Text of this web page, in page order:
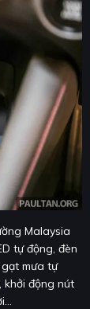
Malaysia
tự động, đèn
gạt mưa tự
khởi động nút